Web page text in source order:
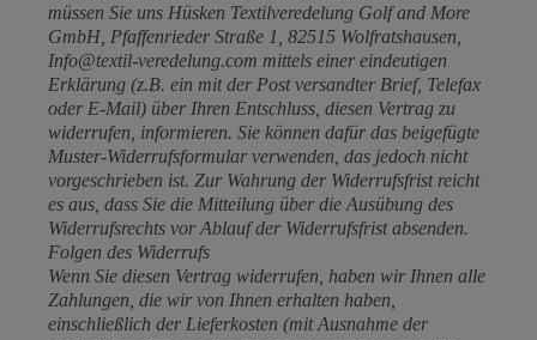
müssen Sie uns Hüsken Textilveredelung Golf and More
GmbH, Pfaffenrieder Straße 1, 82515 Wolfratshausen,
Info@textil-veredelung.com mittels einer eindeutigen
Erklärung (z.B. ein mit der Post versandter Brief, Telefax
oder E-Mail) über Ihren Entschluss, diesen Vertrag zu
widerrufen, informieren. Sie können dafür das beigefügte
Muster-Widerrufsformular verwenden, das jedoch nicht
vorgeschrieben ist. Zur Wahrung der Widerrufsfrist reicht
es aus, dass Sie die Mitteilung über die Ausübung des
Widerrufsrechts vor Ablauf der Widerrufsfrist absenden.
Folgen des Widerrufs
Wenn Sie diesen Vertrag widerrufen, haben wir Ihnen alle
Zahlungen, die wir von Ihnen erhalten haben,
einschließlich der Lieferkosten (mit Ausnahme der